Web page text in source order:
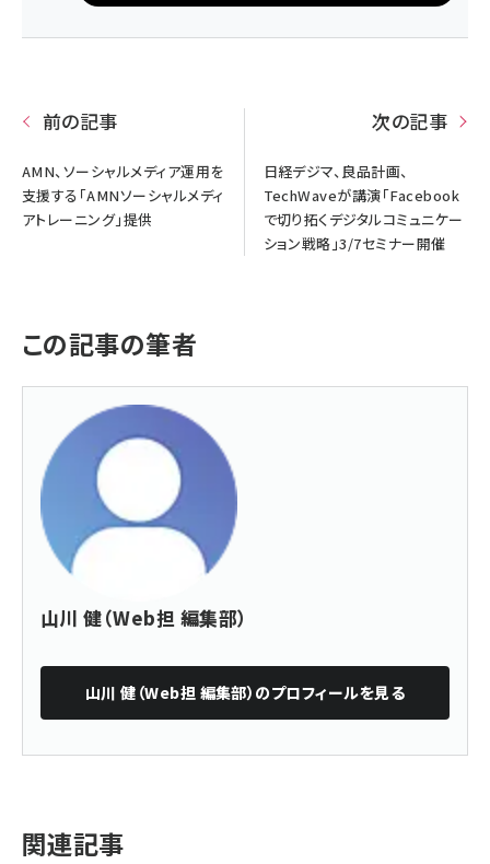
前の記事
AMN、ソーシャルメディア運用を
支援する「AMNソーシャルメディ
アトレーニング」提供
次の記事
日経デジマ、良品計画、
TechWaveが講演「Facebook
で切り拓くデジタルコミュニケー
ション戦略」3/7セミナー開催
この記事の筆者
山川 健（Web担 編集部）
山川 健（Web担 編集部） のプロフィールを見る
関連記事